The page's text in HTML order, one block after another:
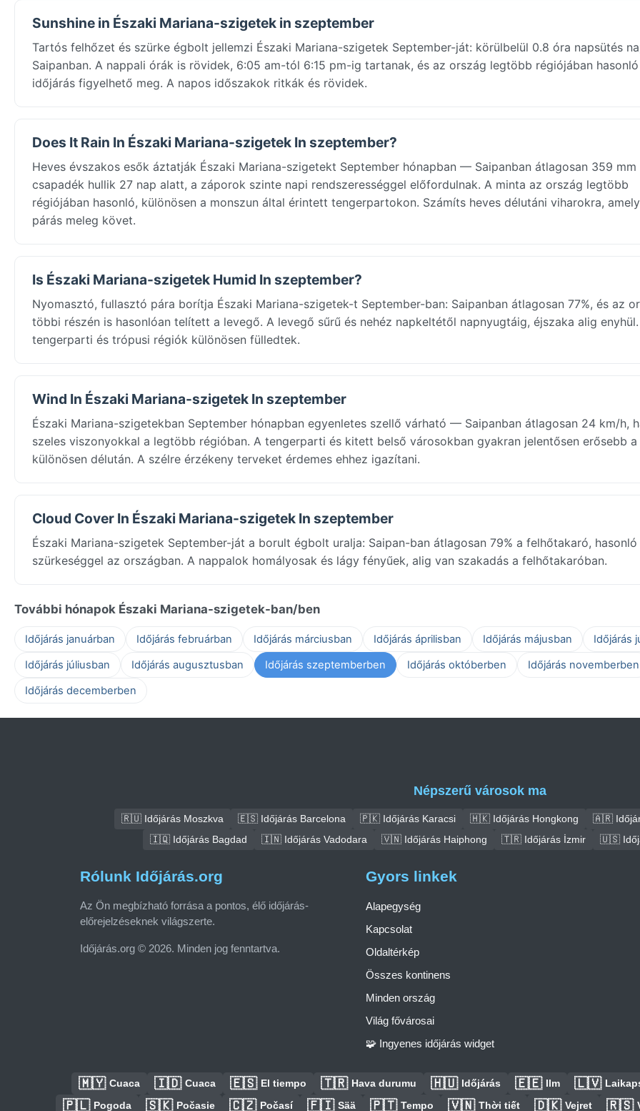
Sunshine in Északi Mariana-szigetek in szeptember
Tartós felhőzet és szürke égbolt jellemzi Északi Mariana-szigetek September-ját: körülbelül 0.8 óra napsütés
Saipanban. A nappali órák is rövidek, 6:05 am-tól 6:15 pm-ig tartanak, és az ország legtöbb régiójában
időjárás figyelhető meg. A napos időszakok ritkák és rövidek.
Does It Rain In Északi Mariana-szigetek In szeptember?
Heves évszakos esők áztatják Északi Mariana-szigetekt September hónapban — Saipanban átlagosan 359 mm
csapadék hullik 27 nap alatt, a záporok szinte napi rendszerességgel előfordulnak. A minta az ország legtöbb
régiójában hasonló, különösen a monszun által érintett tengerpartokon. Számíts heves délutáni viharokra,
párás meleg követ.
Is Északi Mariana-szigetek Humid In szeptember?
Nyomasztó, fullasztó pára borítja Északi Mariana-szigetek-t September-ban: Saipanban átlagosan 77%, és az
többi részén is hasonlóan telített a levegő. A levegő sűrű és nehéz napkeltétől napnyugtáig, éjszaka alig
tengerparti és trópusi régiók különösen fülledtek.
Wind In Északi Mariana-szigetek In szeptember
Északi Mariana-szigetekban September hónapban egyenletes szellő várható — Saipanban átlagosan 24 km/h,
szeles viszonyokkal a legtöbb régióban. A tengerparti és kitett belső városokban gyakran jelentősen erősebb a
különösen délután. A szélre érzékeny terveket érdemes ehhez igazítani.
Cloud Cover In Északi Mariana-szigetek In szeptember
Északi Mariana-szigetek September-ját a borult égbolt uralja: Saipan-ban átlagosan 79% a felhőtakaró, hasonló
szürkeséggel az országban. A nappalok homályosak és lágy fényűek, alig van szakadás a felhőtakaróban.
További hónapok Északi Mariana-szigetek-ban/ben
Időjárás januárban Időjárás februárban Időjárás márciusban Időjárás áprilisban Időjárás májusban
Időjárás
Időjárás júliusban
Időjárás augusztusban Időjárás szeptemberben Időjárás októberben
Időjárás novemberben
Időjárás decemberben
Népszerű városok ma
🇷🇺 Időjárás Moszkva 🇪🇸 Időjárás Barcelona 🇵🇰 Időjárás Karacsi 🇭🇰 Időjárás Hongkong 🇦🇷
🇮🇶 Időjárás Bagdad
🇮🇳 Időjárás Vadodara 🇻🇳 Időjárás Haiphong 🇹🇷 Időjárás İzmir 🇺🇸
Rólunk Időjárás.org
Az Ön megbízható forrása a pontos, élő időjárás-
előrejelzéseknek világszerte.
Időjárás.org © 2026. Minden jog fenntartva.
Gyors linkek
Alapegység
Kapcsolat
Oldaltérkép
Összes kontinens
Minden ország
Világ fővárosai
🧩 Ingyenes időjárás widget
🇲🇾 Cuaca 🇮🇩 Cuaca 🇪🇸 El tiempo 🇹🇷 Hava durumu 🇭🇺 Időjárás 🇪🇪 Ilm 🇱🇻
🇵🇱 Pogoda 🇸🇰 Počasie 🇨🇿 Počasí 🇫🇮 Sää 🇵🇹 Tempo 🇻🇳 Thời tiết 🇩🇰 Vejret 🇷🇸